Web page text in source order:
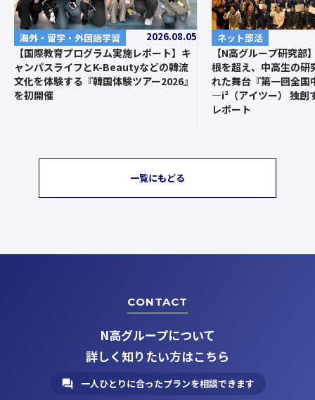
海外・留学・外国語学習 2026.08.05
【国際教育プログラム実施レポート】キ
ャンパスライフとK-Beautyなどの韓流
文化を体験する『韓国体験ツアー2026』
を初開催
ネット部活
【N高グループ研究部
根を超え、中高生の研
れた舞台『第一回全国
—i²（アイツー） 独創
レポート
一覧にもどる
CONTACT
N高グループについて
詳しく知りたい方はこちら
一人ひとりに合ったプランを相談できます